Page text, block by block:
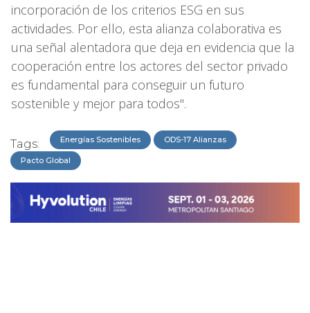
incorporación de los criterios ESG en sus
actividades. Por ello, esta alianza colaborativa es
una señal alentadora que deja en evidencia que la
cooperación entre los actores del sector privado
es fundamental para conseguir un futuro
sostenible y mejor para todos".
Tags: Energías Sostenibles ODS-17 Alianzas
Pacto Global